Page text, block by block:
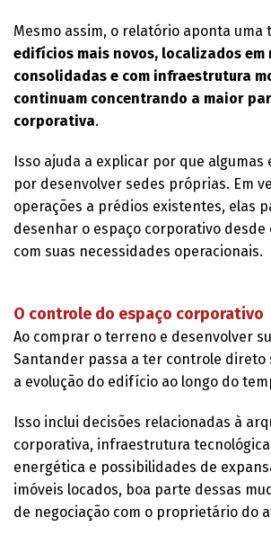
Mesmo assim, o relatório aponta uma
edifícios mais novos, localizados em
consolidadas e com infraestrutura
continuam concentrando a maior
corporativa.
Isso ajuda a explicar por que algumas
por desenvolver sedes próprias. Em
operações a prédios existentes, elas
desenhar o espaço corporativo
com suas necessidades operacionais.
O controle do espaço corporativo
Ao comprar o terreno e desenvolver
Santander passa a ter controle direto
a evolução do edifício ao longo do
Isso inclui decisões relacionadas à
corporativa, infraestrutura
energética e possibilidades de
imóveis locados, boa parte dessas
de negociação com o proprietário do